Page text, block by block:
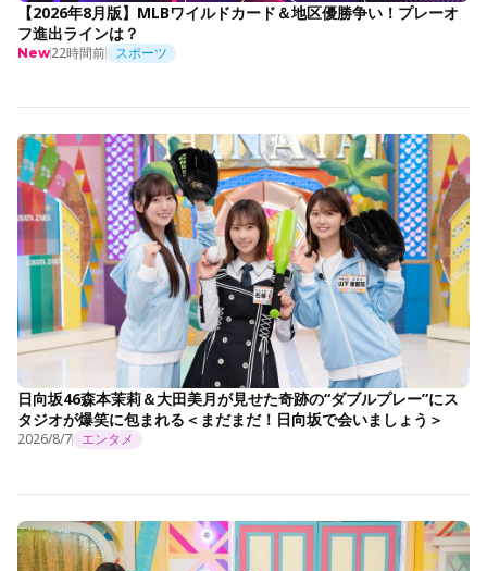
【2026年8月版】MLBワイルドカード＆地区優勝争い！プレーオ
フ進出ラインは？
New22時間前 スポーツ
日向坂46森本茉莉＆大田美月が見せた奇跡の“ダブルプレー”にス
タジオが爆笑に包まれる＜まだまだ！日向坂で会いましょう＞
2026/8/7 エンタメ